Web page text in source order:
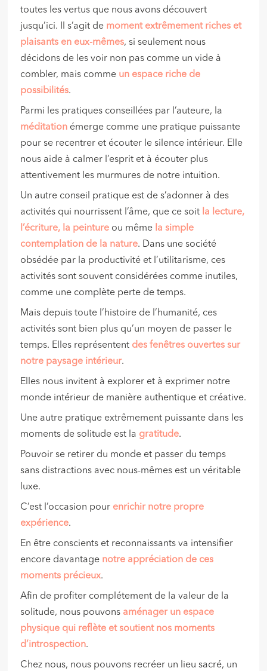
toutes les vertus que nous avons découvert
jusqu’ici. Il s’agit de moment extrêmement riches et
plaisants en eux-mêmes, si seulement nous
décidons de les voir non pas comme un vide à
combler, mais comme un espace riche de
possibilités.
Parmi les pratiques conseillées par l’auteure, la
méditation émerge comme une pratique puissante
pour se recentrer et écouter le silence intérieur. Elle
nous aide à calmer l’esprit et à écouter plus
attentivement les murmures de notre intuition.
Un autre conseil pratique est de s’adonner à des
activités qui nourrissent l’âme, que ce soit la lecture,
l’écriture, la peinture ou même la simple
contemplation de la nature. Dans une société
obsédée par la productivité et l’utilitarisme, ces
activités sont souvent considérées comme inutiles,
comme une complète perte de temps.
Mais depuis toute l’histoire de l’humanité, ces
activités sont bien plus qu’un moyen de passer le
temps. Elles représentent desfenêtres ouvertes sur
notre paysage intérieur.
Elles nous invitent à explorer et à exprimer notre
monde intérieur de manière authentique et créative.
Une autre pratique extrêmement puissante dans les
moments de solitude est la gratitude.
Pouvoir se retirer du monde et passer du temps
sans distractions avec nous-mêmes est un véritable
luxe.
C’est l’occasion pour enrichir notre propre
expérience.
En être conscients et reconnaissants va intensifier
encore davantage notre appréciation de ces
moments précieux.
Afin de profiter complétement de la valeur de la
solitude, nous pouvons aménager un espace
physique qui reflète et soutient nos moments
d’introspection.
Chez nous, nous pouvons recréer un lieu sacré, un